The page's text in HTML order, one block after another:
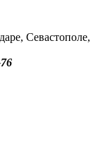
Севастополе,